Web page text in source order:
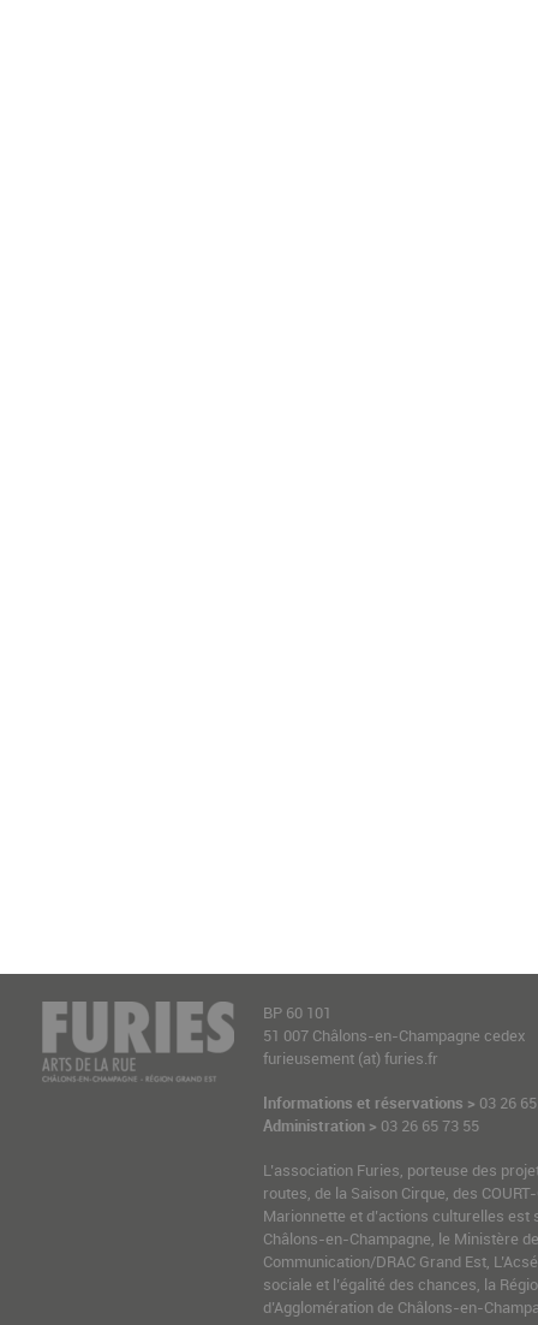
BP 60 101
51 007 Châlons-en-Champagne cedex
furieusement (at) furies.fr
Informations et réservations > 03 26
Administration > 03 26 65 73 55
L’association Furies, porteuse des
routes, de la Saison Cirque, des
Marionnette et d’actions culturelles est
Châlons-en-Champagne, le Ministère
Communication/DRAC Grand Est,
sociale et l’égalité des chances, la
d’Agglomération de Châlons-en-